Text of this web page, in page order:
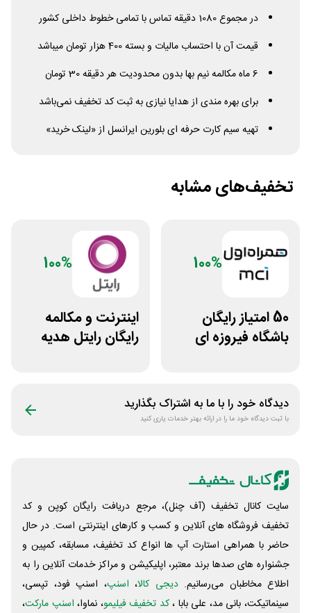
در مجموع 1080 دقیقه تماس با تمامی خطوط داخلی کشور
قیمت آن با احتساب مالیات و بسته 400 هزار تومان میباشد
6 ماه مکالمه نیم بها بدون محدودیت هر دقیقه 30 تومان
برای بهره مندی از هدایا نیازی به ثبت کد تخفیف نمی‌باشد
تهیه سیم کارت حرفه ای بلورین ایرانسل از «لینک خرید»
تخفیف‌های مشابه
100%
50 امتیاز رایگان
باشگاه فیروزه ای
100%
اینترنت و مکالمه
رایگان رایتل هدیه
دیدگاه خود را با ما به اشتراک بگذارید
با ثبت دیدگاه خود ما را در ارائه بهتر خدمات یاری کنید
سایت کانال تخفیف (آف چنل)، مرجع دریافت رایگان کوپن و کد
تخفیف فروشگاه های آنلاین و کسب و‌ کارهای اینترنتی است. در حال
حاضر با همراهی استارت آپ ها انواع کد تخفیف، مسابقه، کمپین و
جشنواره های صدها برند معتبر، اپلیکیشن و مراکز خدمات آنلاین را به
اطلاع مخاطبان می‌رسانیم. دیجی کالا، اسنپ، اسنپ فود، تپسی،
سینماتیکت، بانی مد، علی‌ بابا ،کد تخفیف فیلیمو، نماوا، اسنپ مارکت،